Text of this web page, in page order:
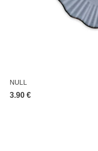
NULL
3.90 €